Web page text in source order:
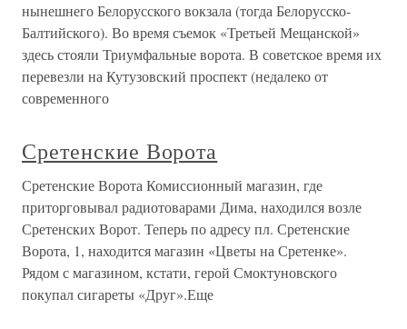
нынешнего Белорусского вокзала (тогда Белорусско-
Балтийского). Во время съемок «Третьей Мещанской»
здесь стояли Триумфальные ворота. В советское время их
перевезли на Кутузовский проспект (недалеко от
современного
Сретенские Ворота
Сретенские Ворота Комиссионный магазин, где
приторговывал радиотоварами Дима, находился возле
Сретенских Ворот. Теперь по адресу пл. Сретенские
Ворота, 1, находится магазин «Цветы на Сретенке».
Рядом с магазином, кстати, герой Смоктуновского
покупал сигареты «Друг».Еще